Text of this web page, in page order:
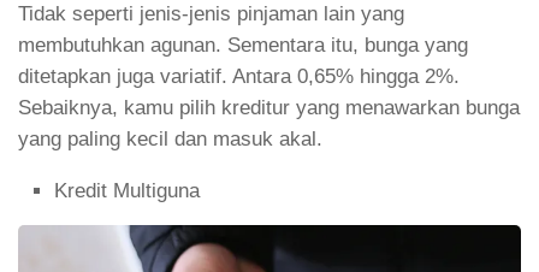
Tidak seperti jenis-jenis pinjaman lain yang
membutuhkan agunan. Sementara itu, bunga yang
ditetapkan juga variatif. Antara 0,65% hingga 2%.
Sebaiknya, kamu pilih kreditur yang menawarkan bunga
yang paling kecil dan masuk akal.
Kredit Multiguna